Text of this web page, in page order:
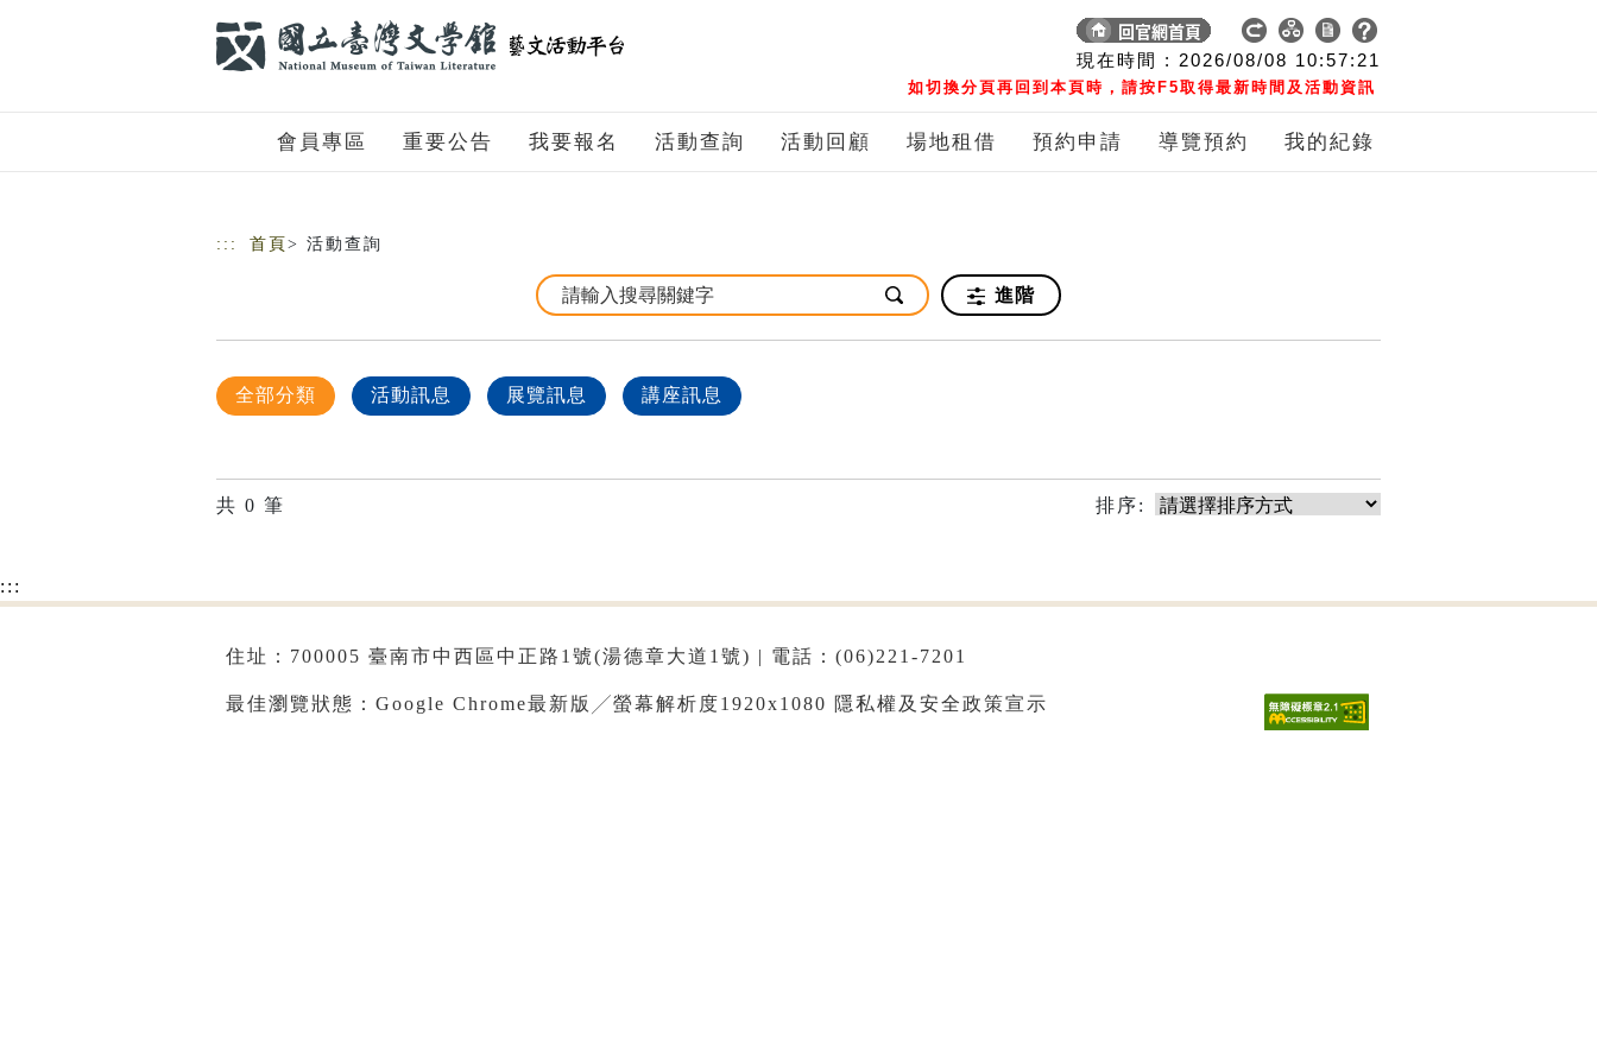
現在時間 : 2026/08/08 10:57:21
如切換分頁再回到本頁時，請按F5取得最新時間及活動資訊
會員專區 重要公告 我要報名 活動查詢 活動回顧 場地租借 預約申請 導覽預約 我的紀錄
::: 首頁 > 活動查詢
進階
全部分類 活動訊息 展覽訊息 講座訊息
共 0 筆 排序:
:::
住址：700005 臺南市中西區中正路1號(湯德章大道1號) | 電話：(06)221-7201
最佳瀏覽狀態：Google Chrome最新版╱螢幕解析度1920x1080 隱私權及安全政策宣示